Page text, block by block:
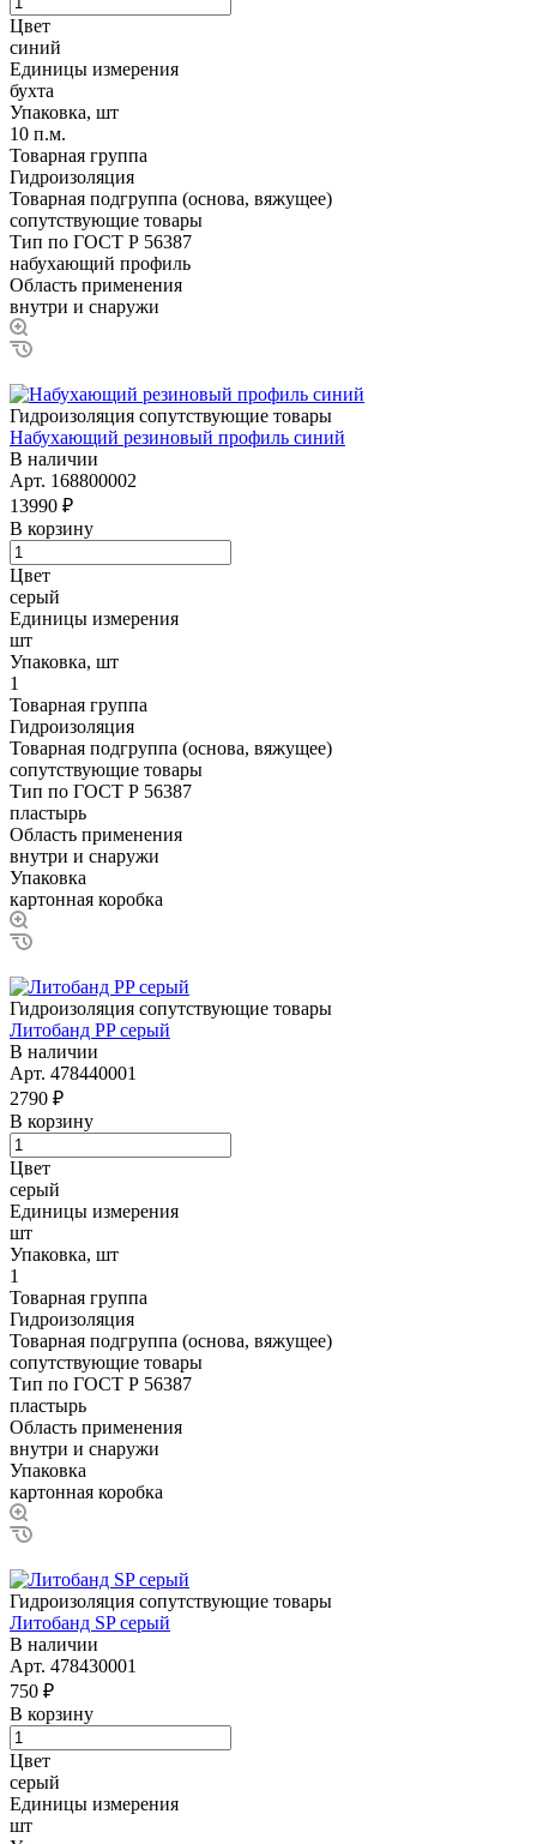
Цвет
синий
Единицы измерения
бухта
Упаковка, шт
10 п.м.
Товарная группа
Гидроизоляция
Товарная подгруппа (основа, вяжущее)
сопутствующие товары
Тип по ГОСТ Р 56387
набухающий профиль
Область применения
внутри и снаружи
Гидроизоляция сопутствующие товары
Набухающий резиновый профиль синий
В наличии
Арт. 168800002
13990 ₽
В корзину
Цвет
серый
Единицы измерения
шт
Упаковка, шт
1
Товарная группа
Гидроизоляция
Товарная подгруппа (основа, вяжущее)
сопутствующие товары
Тип по ГОСТ Р 56387
пластырь
Область применения
внутри и снаружи
Упаковка
картонная коробка
Гидроизоляция сопутствующие товары
Литобанд PP серый
В наличии
Арт. 478440001
2790 ₽
В корзину
Цвет
серый
Единицы измерения
шт
Упаковка, шт
1
Товарная группа
Гидроизоляция
Товарная подгруппа (основа, вяжущее)
сопутствующие товары
Тип по ГОСТ Р 56387
пластырь
Область применения
внутри и снаружи
Упаковка
картонная коробка
Гидроизоляция сопутствующие товары
Литобанд SP серый
В наличии
Арт. 478430001
750 ₽
В корзину
Цвет
серый
Единицы измерения
шт